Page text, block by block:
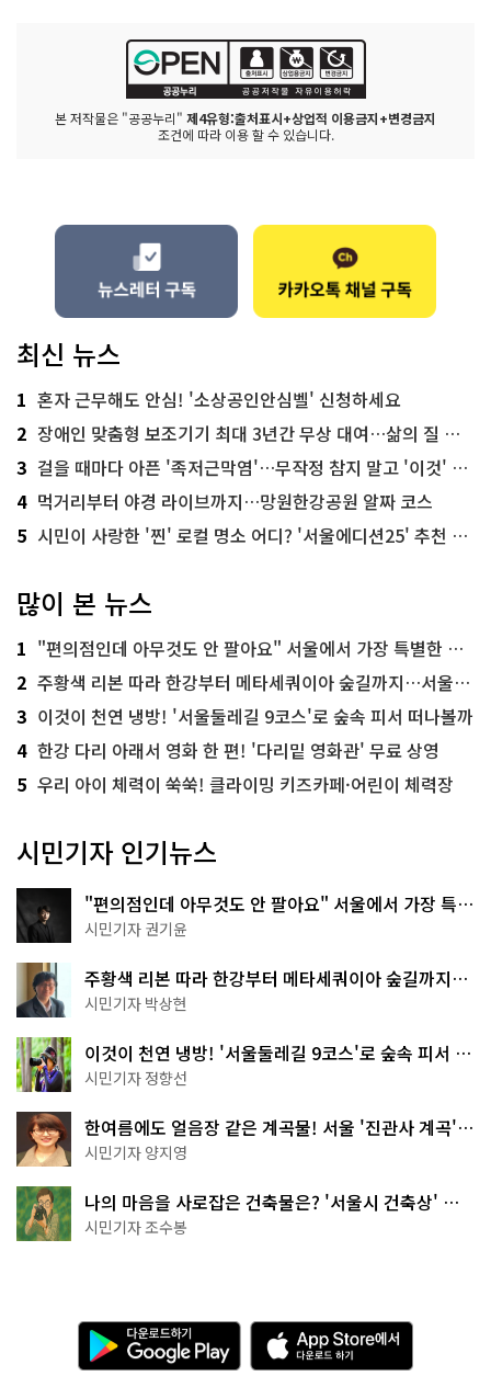
본 저작물은 "공공누리" 제4유형:출처표시+상업적 이용금지+변경금지
조건에 따라 이용 할 수 있습니다.
최신 뉴스
1 혼자 근무해도 안심! '소상공인안심벨' 신청하세요
2 장애인 맞춤형 보조기기 최대 3년간 무상 대여…삶의 질 높인다
3 걸을 때마다 아픈 '족저근막염'…무작정 참지 말고 '이것' 해보세요!
4 먹거리부터 야경 라이브까지…망원한강공원 알짜 코스
5 시민이 사랑한 '찐' 로컬 명소 어디? '서울에디션25' 추천 코스
많이 본 뉴스
1 "편의점인데 아무것도 안 팔아요" 서울에서 가장 특별한 편의점의 정체
2 주황색 리본 따라 한강부터 메타세쿼이아 숲길까지…서울둘레길 15코스
3 이것이 천연 냉방! '서울둘레길 9코스'로 숲속 피서 떠나볼까
4 한강 다리 아래서 영화 한 편! '다리밑 영화관' 무료 상영
5 우리 아이 체력이 쑥쑥! 클라이밍 키즈카페·어린이 체력장
시민기자 인기뉴스
"편의점인데 아무것도 안 팔아요" 서울에서 가장 특별
한 편의점의 정체
시민기자 권기윤
주황색 리본 따라 한강부터 메타세쿼이아 숲길까지…
서울둘레길 15코스
시민기자 박상현
이것이 천연 냉방! '서울둘레길 9코스'로 숲속 피서 떠
나볼까
시민기자 정향선
한여름에도 얼음장 같은 계곡물! 서울 '진관사 계곡'이
천국이네~
시민기자 양지영
나의 마음을 사로잡은 건축물은? '서울시 건축상' 수
상작 공개!
시민기자 조수봉
다
운
로
A
p
p